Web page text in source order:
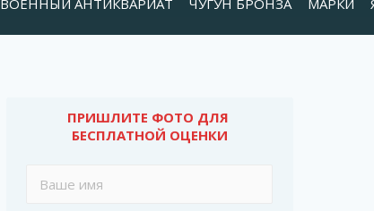
ПРИШЛИТЕ ФОТО ДЛЯ
БЕСПЛАТНОЙ ОЦЕНКИ